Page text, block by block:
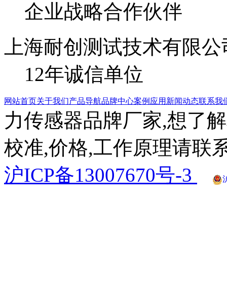
企业战略合作伙伴
上海耐创测试技术有限公
12年诚信单位
网站首页关于我们产品导航品牌中心案例应用 新闻动态联系我
力传感器品牌厂家,想了
校准,价格,工作原理请联
沪ICP备13007670号-3